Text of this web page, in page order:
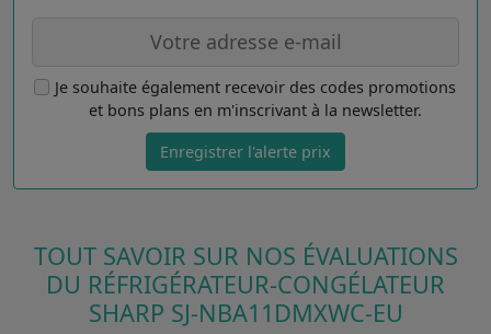
Je souhaite également recevoir des codes promotions
et bons plans en m'inscrivant à la newsletter.
Enregistrer l'alerte prix
TOUT SAVOIR SUR NOS ÉVALUATIONS
DU RÉFRIGÉRATEUR-CONGÉLATEUR
SHARP SJ-NBA11DMXWC-EU